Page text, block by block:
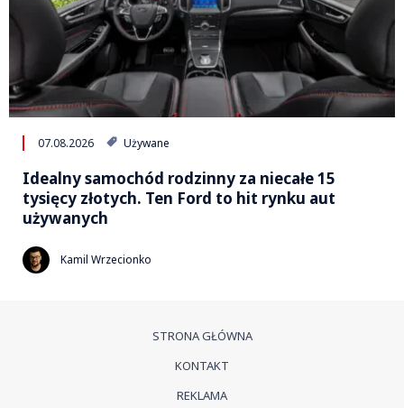
07.08.2026 Używane
Idealny samochód rodzinny za niecałe 15
tysięcy złotych. Ten Ford to hit rynku aut
używanych
Kamil Wrzecionko
STRONA GŁÓWNA
KONTAKT
REKLAMA